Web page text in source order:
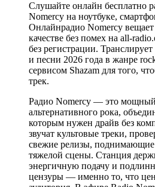
Слушайте онлайн бесплатно
Nomercy на ноутбуке,
Онлайнрадио Nomercy
качестве без помех на all-
без регистрации.
и песни 2026 года в жанре
сервисом Shazam для того,
трек.
Радио Nomercy — это мощный
альтернативного рока,
которым нужен драйв без
звучат культовые треки,
свежие релизы,
тяжелой сцены. Станция
энергичную подачу и
цензуры — именно то, что